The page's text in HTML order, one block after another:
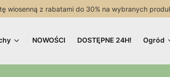
wiosenną z rabatami do 30% na wybranych
NOWOŚCI DOSTĘPNE 24H! Ogród